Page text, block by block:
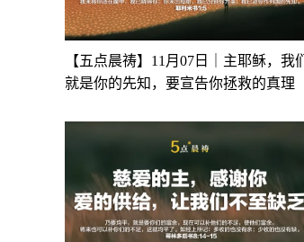
【五点晨祷】11月07日｜主耶稣，我们
就是你的先知，要宣告你拯救的真理